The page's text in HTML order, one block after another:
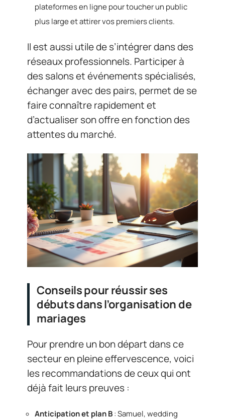
plateformes en ligne pour toucher un public
plus large et attirer vos premiers clients.
Il est aussi utile de s’intégrer dans des
réseaux professionnels. Participer à
des salons et événements spécialisés,
échanger avec des pairs, permet de se
faire connaître rapidement et
d’actualiser son offre en fonction des
attentes du marché.
Conseils pour réussir ses
débuts dans l’organisation de
mariages
Pour prendre un bon départ dans ce
secteur en pleine effervescence, voici
les recommandations de ceux qui ont
déjà fait leurs preuves :
Anticipation et plan B: Samuel, wedding